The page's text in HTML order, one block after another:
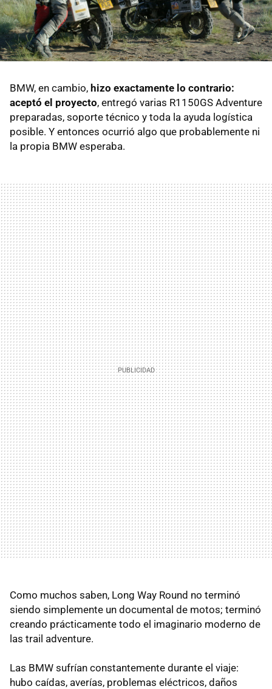
BMW, en cambio, hizo exactamente lo contrario:
aceptó el proyecto, entregó varias R1150GS Adventure
preparadas, soporte técnico y toda la ayuda logística
posible. Y entonces ocurrió algo que probablemente ni
la propia BMW esperaba.
Como muchos saben, Long Way Round no terminó
siendo simplemente un documental de motos; terminó
creando prácticamente todo el imaginario moderno de
las trail adventure.
Las BMW sufrían constantemente durante el viaje:
hubo caídas, averías, problemas eléctricos, daños